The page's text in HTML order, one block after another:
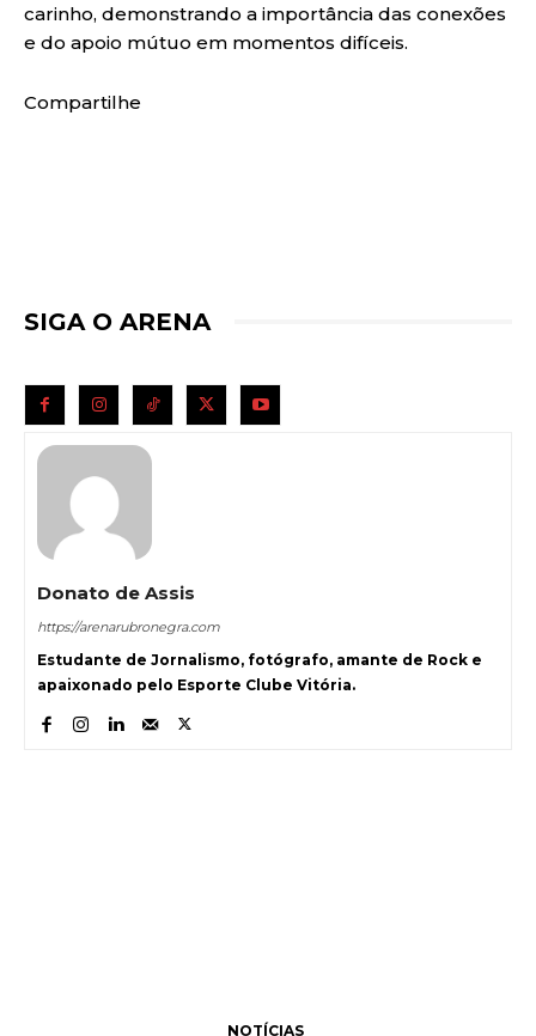
carinho, demonstrando a importância das conexões
e do apoio mútuo em momentos difíceis.
Compartilhe
SIGA O ARENA
Donato de Assis
https://arenarubronegra.com
Estudante de Jornalismo, fotógrafo, amante de Rock e
apaixonado pelo Esporte Clube Vitória.
NOTÍCIAS